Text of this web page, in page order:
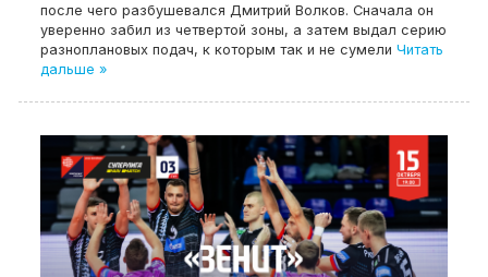
после чего разбушевался Дмитрий Волков. Сначала он
уверенно забил из четвертой зоны, а затем выдал серию
разноплановых подач, к которым так и не сумели Читать
дальше »